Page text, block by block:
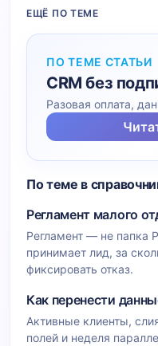
ЕЩЁ ПО ТЕМЕ
ПО ТЕМЕ СТАТЬИ
CRM без
Разовая оплата,
По теме в
Регламент малого
Регламент — не папка
принимает лид, за
фиксировать отказ.
Как перенести
Активные клиенты,
полей и неделя